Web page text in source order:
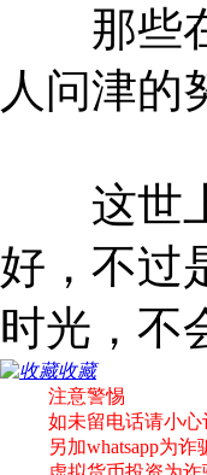
那些在
人问津的
这世上
好，不过
时光，
收藏
注意警惕
如未留电话请小心
另加whatsapp为诈